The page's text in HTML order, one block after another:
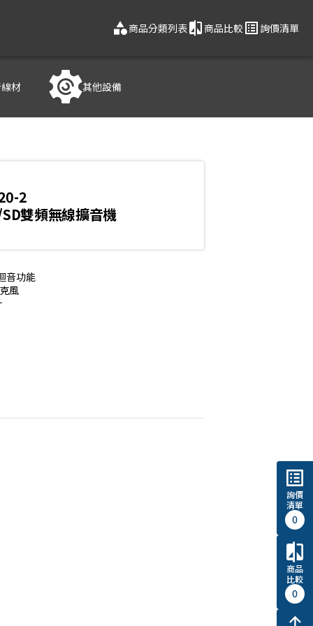
category商品分類列表compare商品比較 list_alt 詢價清單
材 其他設備
2
雙頻無線擴音機
音功能
風
list_alt
詢價
清單
0
compare
商品
比較
0